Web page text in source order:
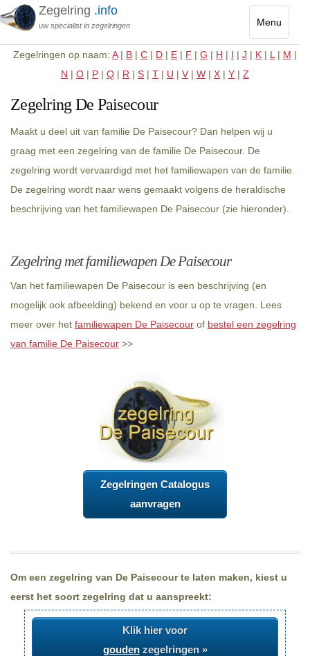
Menu
Toggle
Zegelring .info
uw specialist in zegelringen
Zegelringen op naam: A| B | C | D | E | F | G | H | I | J | K | L | M |
N | O | P | Q | R | S | T | U | V | W | X | Y | Z
Zegelring De Paisecour
Maakt u deel uit van familie De Paisecour? Dan helpen wij u
graag met een zegelring van de familie De Paisecour. De
zegelring wordt vervaardigd met het familiewapen van de familie.
De zegelring wordt naar wens gemaakt volgens de heraldische
beschrijving van het familiewapen De Paisecour (zie hieronder).
Zegelring met familiewapen De Paisecour
Van het familiewapen De Paisecour is een beschrijving (en
mogelijk ook afbeelding) bekend en voor u op te vragen. Lees
meer over het familiewapen De Paisecour of bestel een zegelring
van familie De Paisecour >>
Zegelringen Catalogus
aanvragen
Om een zegelring van De Paisecour te laten maken, kiest u
eerst het soort zegelring dat u aanspreekt:
Klik hier voor
goudenzegelringen »